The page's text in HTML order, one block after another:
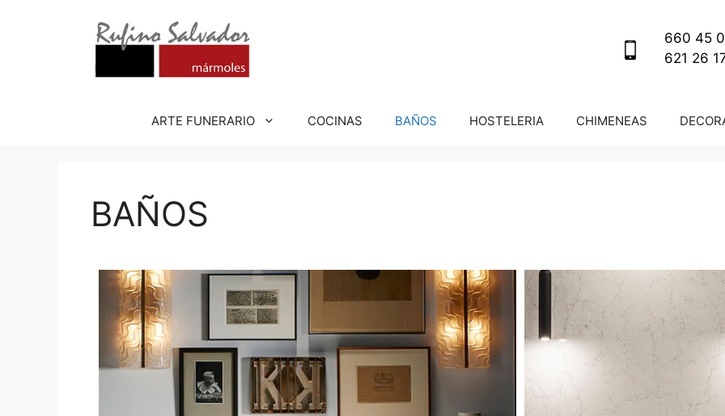
660 45
621 26
ARTE FUNERARIO COCINAS BAÑOS HOSTELERIA CHIMENEAS
BAÑOS